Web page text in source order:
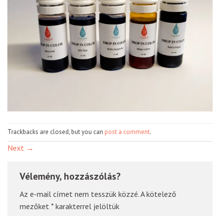
Trackbacks are closed, but you can post a comment.
Next →
Vélemény, hozzászólás?
Az e-mail címet nem tesszük közzé.A kötelező
mezőket * karakterrel jelöltük